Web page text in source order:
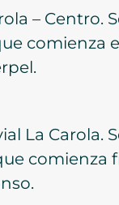
– Centro.
La Carola.